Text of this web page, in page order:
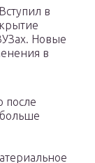
в
Новые
в
после